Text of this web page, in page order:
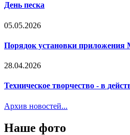
День песка
05.05.2026
Порядок установки
28.04.2026
Техническое творчество - в
Архив новостей...
Наше фото